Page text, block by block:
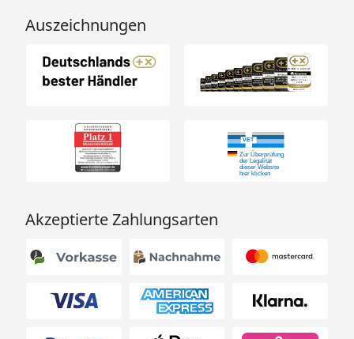
Auszeichnungen
Akzeptierte Zahlungsarten